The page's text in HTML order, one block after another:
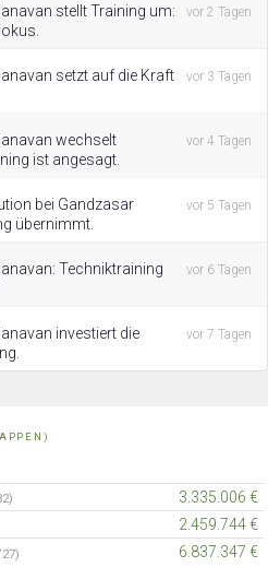
stellt Training um:
vor 2 Tagen
setzt auf die Kraft
vor 3 Tagen
wechselt
ist angesagt.
vor 4 Tagen
bei Gandzasar
übernimmt.
vor 5 Tagen
Techniktraining
vor 6 Tagen
investiert die
vor 7 Tagen
3.335.006 €
2.459.744 €
6.837.347 €